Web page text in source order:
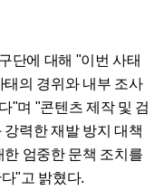
단에 대해 "이번 사태
의 경위와 내부 조사
"며 "콘텐츠 제작 및 검
력한 재발 방지 대책
엄중한 문책 조치를
"고 밝혔다.